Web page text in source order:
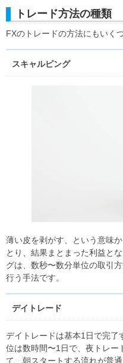
トレード方法の種類
FXのトレードの方法にもいく
スキャルピング
薄い皮を剥がす、という意味
とり、結果まとまった利益と
グは、数秒〜数分単位の取引
行う手法です。
デイトレード
デイトレードは基本1日で完了
位は数時間〜1日で、夜トレー
て、朝スタートする流れが普